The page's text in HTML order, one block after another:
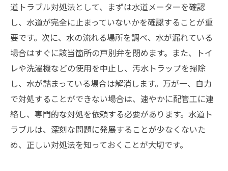
道トラブル対処法として、まずは水道メーターを確認
し、水道が完全に止まっていないかを確認することが重
要です。次に、水の流れる場所を調べ、水が漏れている
場合はすぐに該当箇所の戸別弁を閉めます。また、トイ
レや洗濯機などの使用を中止し、汚水トラップを掃除
し、水が詰まっている場合は解消します。万が一、自力
で対処することができない場合は、速やかに配管工に連
絡し、専門的な対処を依頼する必要があります。水道ト
ラブルは、深刻な問題に発展することが少なくないた
め、正しい対処法を知っておくことが大切です。